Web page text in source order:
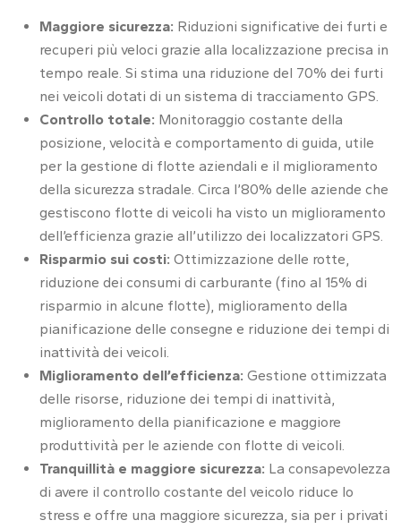
Maggiore sicurezza: Riduzioni significative dei furti e
recuperi più veloci grazie alla localizzazione precisa in
tempo reale. Si stima una riduzione del 70% dei furti
nei veicoli dotati di un sistema di tracciamento GPS.
Controllo totale: Monitoraggio costante della
posizione, velocità e comportamento di guida, utile
per la gestione di flotte aziendali e il miglioramento
della sicurezza stradale. Circa l’80% delle aziende che
gestiscono flotte di veicoli ha visto un miglioramento
dell’efficienza grazie all’utilizzo dei localizzatori GPS.
Risparmio sui costi: Ottimizzazione delle rotte,
riduzione dei consumi di carburante (fino al 15% di
risparmio in alcune flotte), miglioramento della
pianificazione delle consegne e riduzione dei tempi di
inattività dei veicoli.
Miglioramento dell’efficienza: Gestione ottimizzata
delle risorse, riduzione dei tempi di inattività,
miglioramento della pianificazione e maggiore
produttività per le aziende con flotte di veicoli.
Tranquillità e maggiore sicurezza: La consapevolezza
di avere il controllo costante del veicolo riduce lo
stress e offre una maggiore sicurezza, sia per i privati